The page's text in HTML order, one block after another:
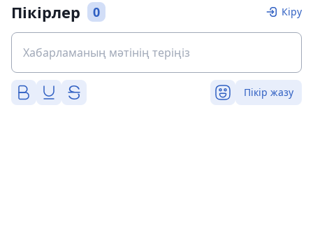
Пікірлер 0 Кіру
Пікір жазу